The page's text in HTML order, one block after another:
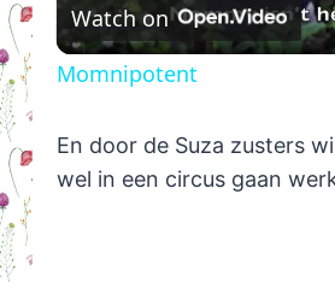
Watch on
Momnipotent
En door de Suza zusters
wel in een circus gaan